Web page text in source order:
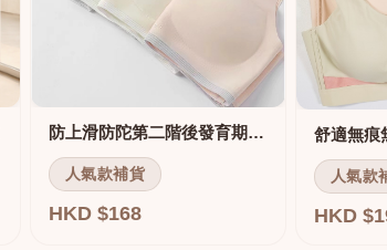
防上滑防陀第二階後發育期內衣
人氣款補貨
HKD $168
人氣款
HKD